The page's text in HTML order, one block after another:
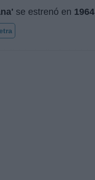
se estrenó en 1964